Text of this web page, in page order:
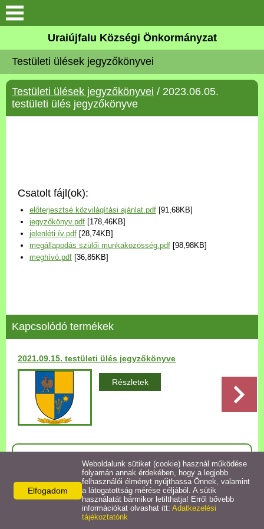
Köszöntő
Elérhetőségek
Uraiújfalu
Választási információk
Versenyképes Járások
Program
Hírek
Önkormányzati konyha
Egyéb intézmények
Egyéb szolgáltatások
Egészségügyi ellátás
Uraiújfalu Sportegyesület
Uraiújfalu Községi Önkormányzat
Testületi ülések jegyzőkönyvei
Testületi ülések jegyzőkönyvei / 2023.06.05.
testületi ülés jegyzőkönyve
Csatolt fájl(ok):
előterjesztsé közvilágítási ajánlat.pdf [91,68KB]
jegyzőkönyv.pdf [178,46KB]
jelenléti ív.pdf [28,74KB]
megállapodás szülői munkaközösség.pdf [98,98KB]
meghívó.pdf [36,85KB]
Kapcsolódó termékek
2021.09.15. testületi ülés jegyzőkönyve
Részletek
Elfogadom
Weboldalunk sütiket (cookie) használ működése
folyamán annak érdekében, hogy a legjobb
felhasználói élményt nyújthassa Önnek, valamint
a látogatottság mérése céljából. A sütik
használatát bármikor letilthatja! Erről bővebb
információkat olvashat itt: Adatkezelési
tájékoztatónk